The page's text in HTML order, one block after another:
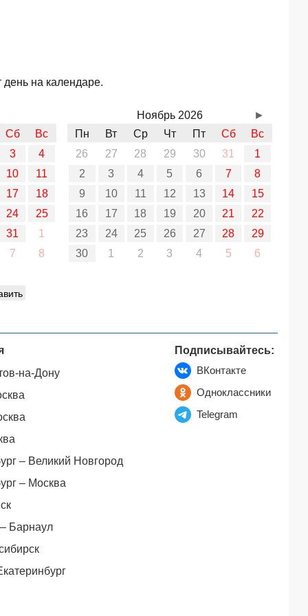
на календаре.
Сб
Вс
3
4
10
11
17
18
24
25
31
1
7
8
Ноябрь 2026
Пн
Вт Ср Чт Пт Сб
Вс
26
27 28 29 30 31
1
2
3 4 5 6 7
8
9
10 11 12 13 14
15
16
17 18 19 20 21
22
23
24 25 26 27 28
29
30
1 2 3 4 5 6
►
на-Дону
– Великий Новгород
– Москва
Барнаул
Подписывайтесь:
ВКонтакте
Одноклассники
Telegram